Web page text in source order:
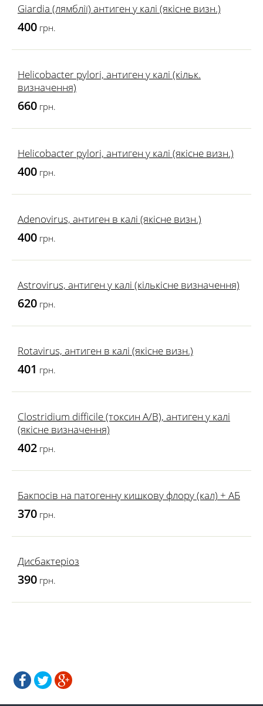
Giardia (лямблії) антиген у калі (якісне визн.)
400 грн.
Helicobacter pylori, антиген у калі (кільк.
визначення)
660 грн.
Helicobacter pylori, антиген у калі (якісне визн.)
400 грн.
Adenovirus, антиген в калі (якісне визн.)
400 грн.
Astrovirus, антиген у калі (кількісне визначення)
620 грн.
Rotavirus, антиген в калі (якісне визн.)
401 грн.
Clostridium difficile (токсин A/B), антиген у калі
(якісне визначення)
402 грн.
Бакпосів на патогенну кишкову флору (кал) + АБ
370 грн.
Дисбактеріоз
390 грн.